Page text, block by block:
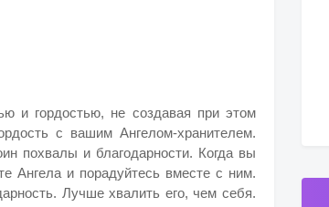
и гордостью, не создавая при этом
с вашим Ангелом-хранителем.
похвалы и благодарности. Когда вы
Ангела и порадуйтесь вместе с ним.
Лучше хвалить его, чем себя.